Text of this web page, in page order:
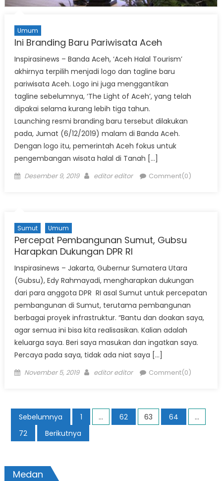
Umum
Ini Branding Baru Pariwisata Aceh
Inspirasinews – Banda Aceh, ‘Aceh Halal Tourism’
akhirnya terpilih menjadi logo dan tagline baru
pariwisata Aceh. Logo ini juga menggantikan
tagline sebelumnya, ‘The Light of Aceh’, yang telah
dipakai selama kurang lebih tiga tahun.
Launching resmi branding baru tersebut dilakukan
pada, Jumat (6/12/2019) malam di Banda Aceh.
Dengan logo itu, pemerintah Aceh fokus untuk
pengembangan wisata halal di Tanah […]
Posted
Desember 9, 2019 Author
editor editor Comment(0)
Sumut Umum
Percepat Pembangunan Sumut, Gubsu
Harapkan Dukungan DPR RI
Inspirasinews – Jakarta, Gubernur Sumatera Utara
(Gubsu), Edy Rahmayadi, mengharapkan dukungan
dari para anggota DPR RI asal Sumut untuk percepatan
pembangunan di Sumut, terutama pembangunan
berbagai proyek infrastruktur. “Bantu dan doakan saya,
agar semua ini bisa kita realisasikan. Kalian adalah
keluarga saya. Beri saya masukan dan ingatkan saya.
Percaya pada saya, tidak ada niat saya […]
Posted
November 5, 2019 Author
editor editor Comment(0)
Paginasi
pos
Sebelumnya 1 … 62 63 64
…
72
Berikutnya
Medan